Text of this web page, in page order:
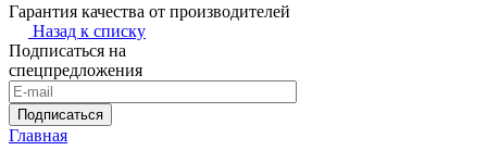
Гарантия качества от производителей
Назад к списку
Подписаться на
спецпредложения
Подписаться
Главная